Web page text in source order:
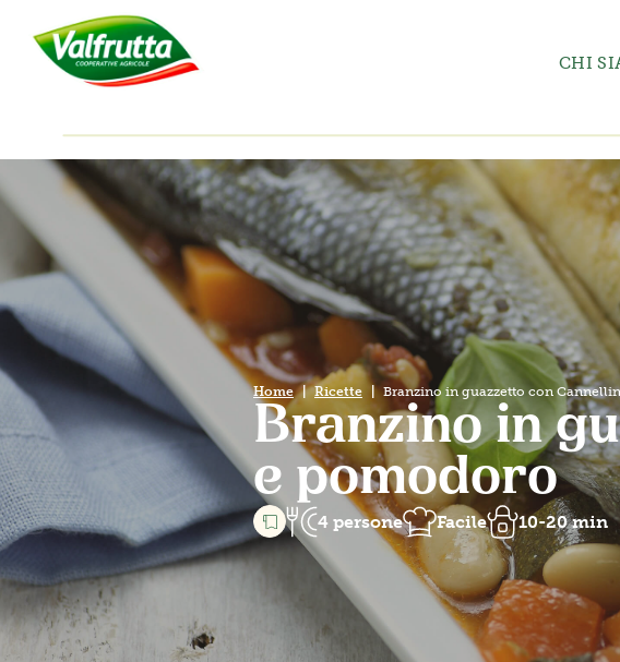
CHI
Home Ricette Branzino in guazzetto con
Branzino in
e pomodoro
4 persone Facile 10-20 min